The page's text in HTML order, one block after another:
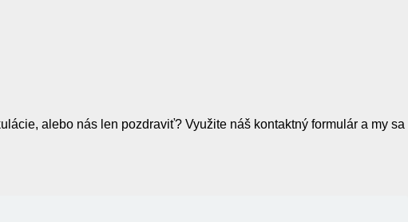
alebo nás len pozdraviť? Využite náš kontaktný formulár a my sa